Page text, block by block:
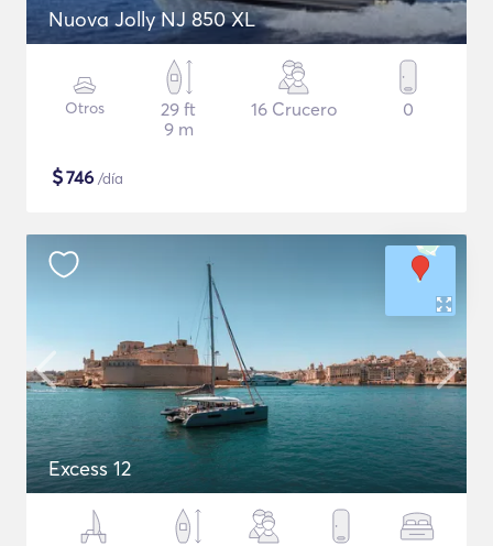
Nuova Jolly NJ 850 XL
Otros
29 ft
9 m
16 Crucero 0
$746 /día
Excess 12